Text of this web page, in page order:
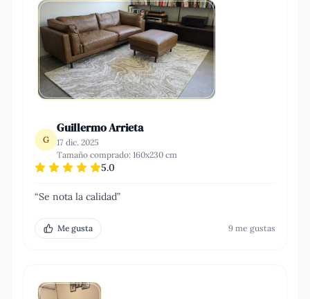
G
Guillermo Arrieta
17 dic. 2025
Tamaño comprado: 160x230 cm
5.0
“Se nota la calidad”
Me gusta 9 me gustas